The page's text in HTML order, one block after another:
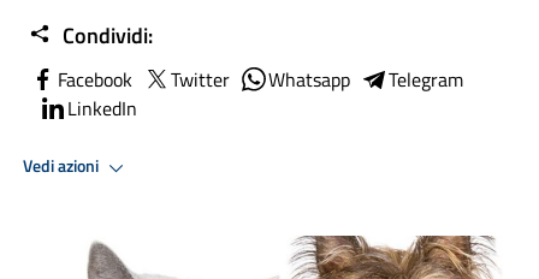
Condividi:
Facebook Twitter Whatsapp
Telegram
LinkedIn
Vedi azioni